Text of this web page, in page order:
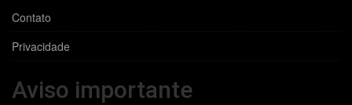
Contato
Privacidade
Aviso importante